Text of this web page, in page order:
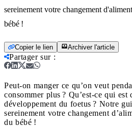
sereinement votre changement
bébé !
Copier le lien Archiver l'article
Partager sur:
Peut-on manger ce qu’on veut
consommer plus ? Qu’est-ce qui est
développement du foetus ? Notre
sereinement votre changement
du bébé !